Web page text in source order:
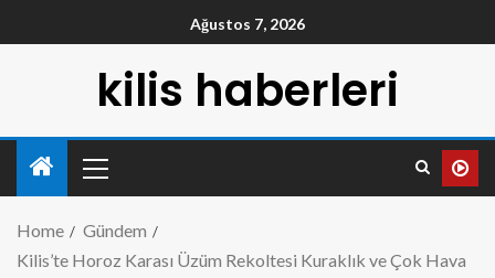
Ağustos 7, 2026
kilis haberleri
Home
Gündem
Kilis’te Horoz Karası Üzüm Rekoltesi Kuraklık ve Çok Hava